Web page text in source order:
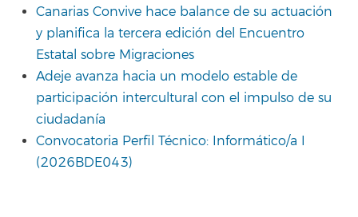
Canarias Convive hace balance de su actuación
y planifica la tercera edición del Encuentro
Estatal sobre Migraciones
Adeje avanza hacia un modelo estable de
participación intercultural con el impulso de su
ciudadanía
Convocatoria Perfil Técnico: Informático/a I
(2026BDE043)